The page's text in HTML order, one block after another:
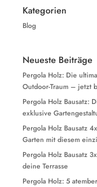
Kategorien
Blog
Neueste Beiträge
Pergola Holz: Die
Outdoor-Traum – jetzt
Pergola Holz Bausatz:
exklusive
Pergola Holz Bausatz
Garten mit diesem
Pergola Holz Bausatz
deine Terrasse
Pergola Holz: 5